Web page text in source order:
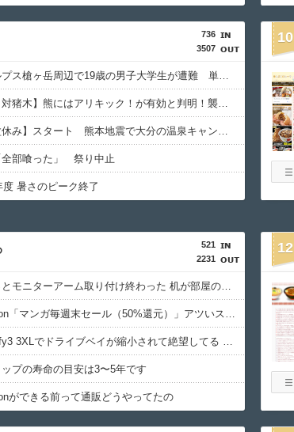
736
3507
北アルプス槍ヶ岳周辺で19歳の男子大学生が遭難 単独で1泊2日の予定で入山も連絡取れず 警察が9日以降捜索予定
【アリ対猪木】熊にはアリキック！が有効と判明！襲われた男性「アリキックで追っ払った」
【お盆休み】スタート 熊本地震で大分の温泉キャンセル相次ぐ 被害なしでも旅行先変更
全部喰った」 祭り中止
度 暑さのピーク終了
10
521
2231
やーっとモニターアーム取り付け終わった 机が部屋の角だったので大変だったわ(´・ω・｀)
Amazon「マンガ毎週末セール（50%還元）」アツいスポーツマンガ祭り最終日到来！！！
Meshify3 3XLでドライブベイが縮小されて絶望してる Define8 XL頼む…！
プの寿命の目安は3〜5年です
ができる前って通販どうやってたの
12